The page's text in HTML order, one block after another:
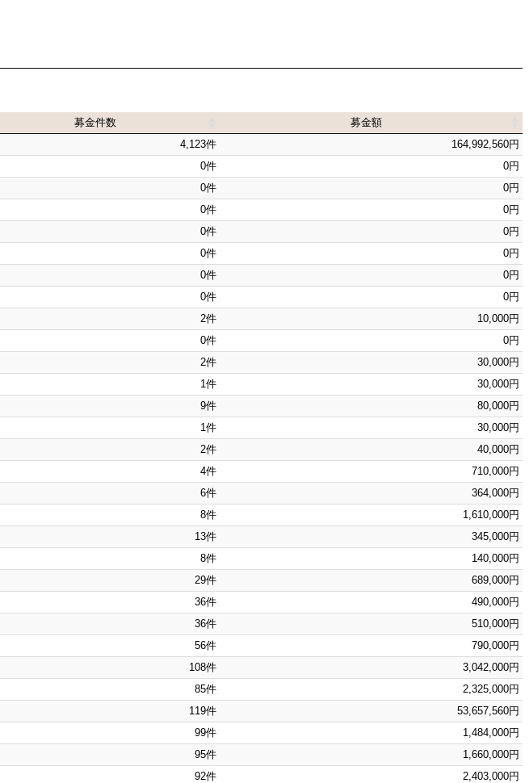
募金件数
募金額
4,123件
164,992,560円
0件
0円
0件
0円
0件
0円
0件
0円
0件
0円
0件
0円
0件
0円
2件
10,000円
0件
0円
2件
30,000円
1件
30,000円
9件
80,000円
1件
30,000円
2件
40,000円
4件
710,000円
6件
364,000円
8件
1,610,000円
13件
345,000円
8件
140,000円
29件
689,000円
36件
490,000円
36件
510,000円
56件
790,000円
108件
3,042,000円
85件
2,325,000円
119件
53,657,560円
99件
1,484,000円
95件
1,660,000円
92件
2,403,000円